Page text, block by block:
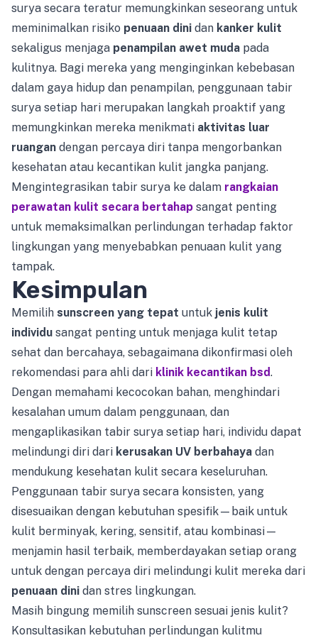
surya secara teratur memungkinkan seseorang untuk
meminimalkan risiko penuaan dini dan kanker kulit
sekaligus menjaga penampilan awet muda pada
kulitnya. Bagi mereka yang menginginkan kebebasan
dalam gaya hidup dan penampilan, penggunaan tabir
surya setiap hari merupakan langkah proaktif yang
memungkinkan mereka menikmati aktivitas luar
ruangan dengan percaya diri tanpa mengorbankan
kesehatan atau kecantikan kulit jangka panjang.
Mengintegrasikan tabir surya ke dalam rangkaian
perawatan kulit secara bertahap sangat penting
untuk memaksimalkan perlindungan terhadap faktor
lingkungan yang menyebabkan penuaan kulit yang
tampak.
Kesimpulan
Memilih sunscreen yang tepat untuk jenis kulit
individu sangat penting untuk menjaga kulit tetap
sehat dan bercahaya, sebagaimana dikonfirmasi oleh
rekomendasi para ahli dari klinik kecantikan bsd.
Dengan memahami kecocokan bahan, menghindari
kesalahan umum dalam penggunaan, dan
mengaplikasikan tabir surya setiap hari, individu dapat
melindungi diri dari kerusakan UV berbahaya dan
mendukung kesehatan kulit secara keseluruhan.
Penggunaan tabir surya secara konsisten, yang
disesuaikan dengan kebutuhan spesifik—baik untuk
kulit berminyak, kering, sensitif, atau kombinasi—
menjamin hasil terbaik, memberdayakan setiap orang
untuk dengan percaya diri melindungi kulit mereka dari
penuaan dini dan stres lingkungan.
Masih bingung memilih sunscreen sesuai jenis kulit?
Konsultasikan kebutuhan perlindungan kulitmu